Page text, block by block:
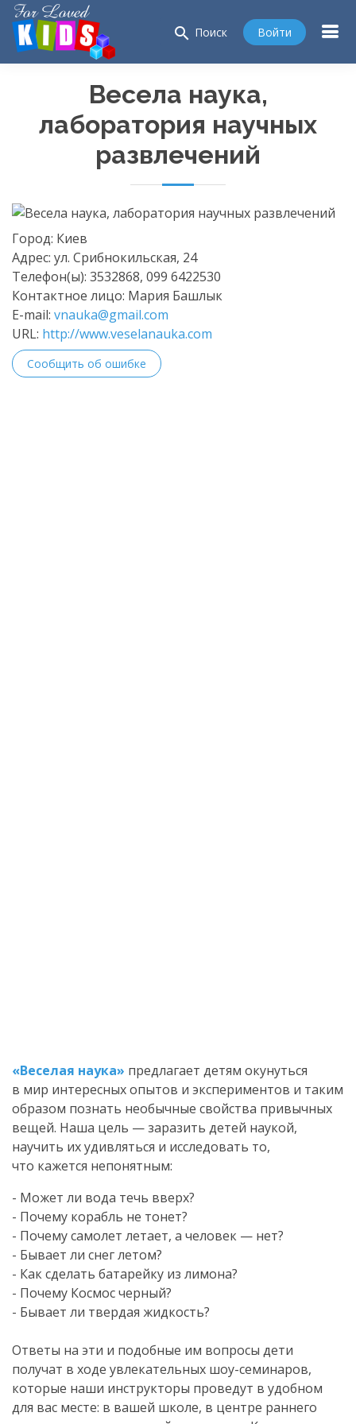
search Поиск Войти
Весела наука,
лаборатория научных
развлечений
Город: Киев
Адрес: ул. Срибнокильская, 24
Телефон(ы): 3532868, 099 6422530
Контактное лицо: Мария Башлык
E-mail: vnauka@gmail.com
URL: http://www.veselanauka.com
Сообщить об ошибке
«Веселая наука» предлагает детям окунуться
в мир интересных опытов и экспериментов и таким
образом познать необычные свойства привычных
вещей. Наша цель — заразить детей наукой,
научить их удивляться и исследовать то,
что кажется непонятным:
- Может ли вода течь вверх?
- Почему корабль не тонет?
- Почему самолет летает, а человек — нет?
- Бывает ли снег летом?
- Как сделать батарейку из лимона?
- Почему Космос черный?
- Бывает ли твердая жидкость?
Ответы на эти и подобные им вопросы дети
получат в ходе увлекательных шоу-семинаров,
которые наши инструкторы проведут в удобном
для вас месте: в вашей школе, в центре раннего